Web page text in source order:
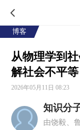
博客
从物理学到
解社会不平等
2026年05月11日 08:23
知识分